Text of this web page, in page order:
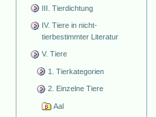
III. Tierdichtung
IV. Tiere in nicht-
tierbestimmter Literatur
V. Tiere
1. Tierkategorien
2. Einzelne Tiere
Aal